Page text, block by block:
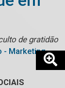
de gratidão
- Marketing